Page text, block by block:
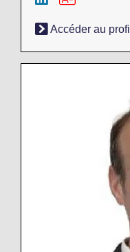
Accéder au profil